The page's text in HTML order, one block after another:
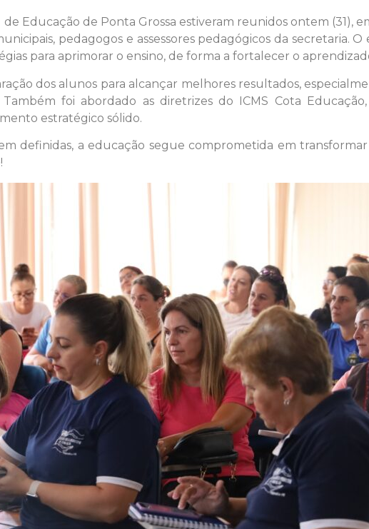
Educação de Ponta Grossa estiveram reunidos ontem (31),
pedagogos e assessores pedagógicos da secretaria.
para aprimorar o ensino, de forma a fortalecer o
dos alunos para alcançar melhores resultados,
foi abordado as diretrizes do ICMS Cota
estratégico sólido.
definidas, a educação segue comprometida em